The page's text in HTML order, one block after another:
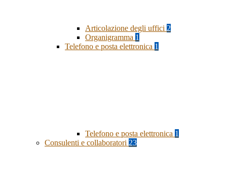
Articolazione degli uffici 2
Organigramma 1
Telefono e posta elettronica 1
Telefono e posta elettronica 1
Consulenti e collaboratori 23